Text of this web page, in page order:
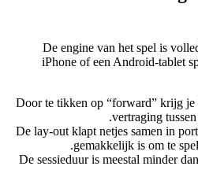
De engine van het spel is
iPhone of een Android-tablet
Door te tikken op “forward” krijg
vertraging
De lay-out klapt netjes samen in
gemakkelijk is om te
. De sessieduur is meestal minder